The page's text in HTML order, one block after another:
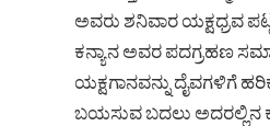
ಅವರು ಶನಿವಾರ ಯಕ್ಷಧ್ರವ
ಕನ್ಯಾನ ಅವರ ಪದಗ್ರಹಣ
ಯಕ್ಷಗಾನವನ್ನು ದೈವಗಳಿಗೆ
ಬಯಸುವ ಬದಲು ಅದರಲ್ಲಿನ